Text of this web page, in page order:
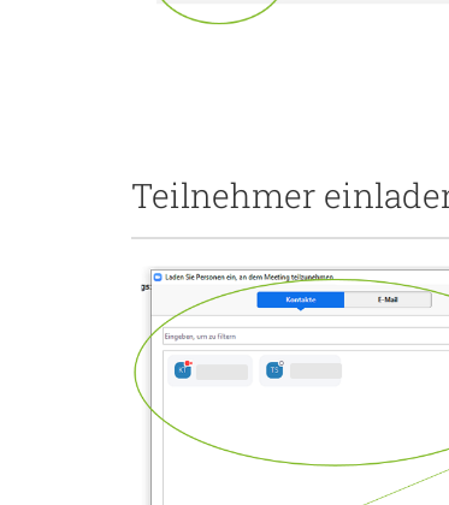
Teilnehmer